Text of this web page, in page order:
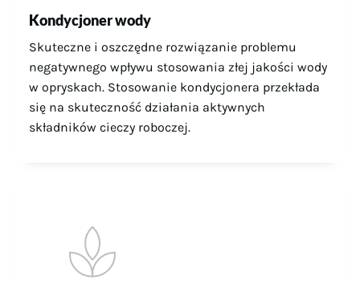
Kondycjoner wody
Skuteczne i oszczędne rozwiązanie problemu
negatywnego wpływu stosowania złej jakości wody
w opryskach. Stosowanie kondycjonera przekłada
się na skuteczność działania aktywnych
składników cieczy roboczej.